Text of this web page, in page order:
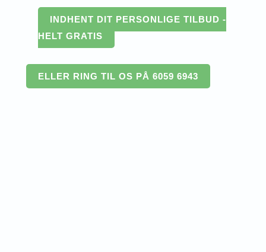
INDHENT DIT PERSONLIGE TILBUD -
HELT GRATIS
ELLER RING TIL OS PÅ 6059 6943